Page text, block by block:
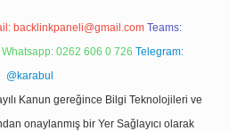
backlinkpaneli@gmail.com Teams:
Whatsapp: 0262 606 0 726 Telegram:
@karabul
Kanun gereğince Bilgi Teknolojileri ve
onaylanmış bir Yer Sağlayıcı olarak